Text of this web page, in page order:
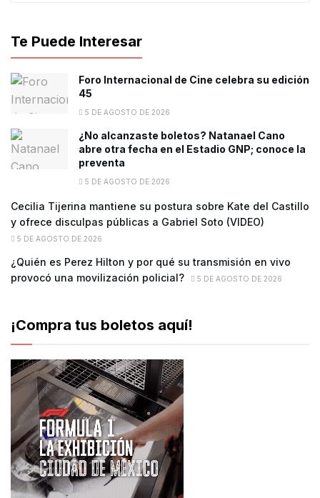
Te Puede Interesar
Foro Internacional de Cine celebra su edición
45
5 DE AGOSTO DE 2026
¿No alcanzaste boletos? Natanael Cano
abre otra fecha en el Estadio GNP; conoce la
preventa
5 DE AGOSTO DE 2026
Cecilia Tijerina mantiene su postura sobre Kate del Castillo
y ofrece disculpas públicas a Gabriel Soto (VIDEO)
5 DE AGOSTO DE 2026
¿Quién es Perez Hilton y por qué su transmisión en vivo
provocó una movilización policial?
5 DE AGOSTO DE 2026
¡Compra tus boletos aquí!